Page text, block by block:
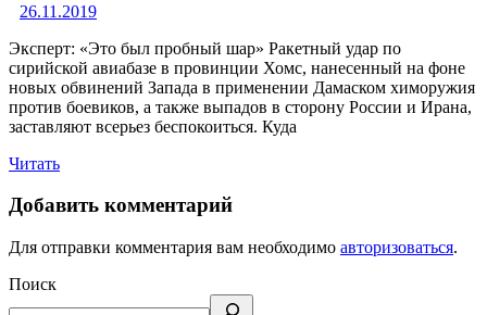
26.11.2019
Эксперт: «Это был пробный шар» Ракетный удар по
сирийской авиабазе в провинции Хомс, нанесенный на фоне
новых обвинений Запада в применении Дамаском химоружия
против боевиков, а также выпадов в сторону России и Ирана,
заставляют всерьез беспокоиться. Куда
Читать
Добавить комментарий
Для отправки комментария вам необходимо авторизоваться.
Поиск